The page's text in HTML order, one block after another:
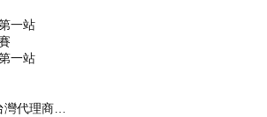
一站
一站
BASILEUS王者之劍台灣代理商杰生高爾夫工坊